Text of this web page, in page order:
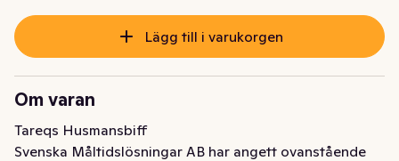
Lägg till i varukorgen
Om varan
Tareqs Husmansbiff
Svenska Måltidslösningar AB har angett ovanstående